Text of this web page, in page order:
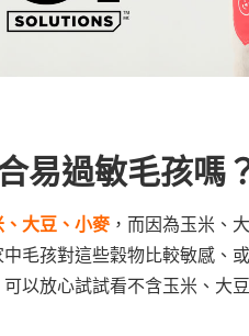
易過敏毛孩嗎
大豆、小麥，而因為玉米、
毛孩對這些穀物比較敏感、
以放心試試看不含玉米、大